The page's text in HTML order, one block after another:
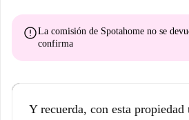
errorLa comisión de Spotahome no se
confirma
Y recuerda, con esta propiedad